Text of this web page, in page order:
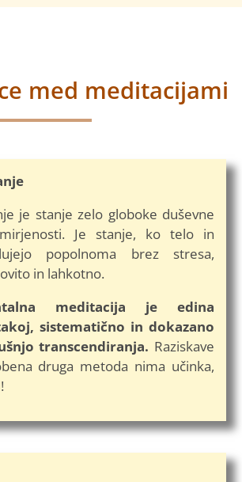
med meditacijami
je stanje zelo globoke duševne
Je stanje, ko telo in
popolnoma brez stresa,
in lahkotno.
meditacija je edina
sistematično in dokazano
transcendiranja. Raziskave
druga metoda nima učinka,